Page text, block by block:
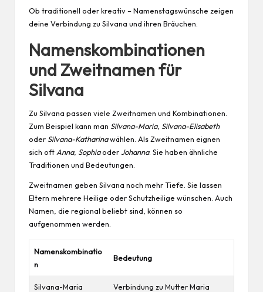
Ob traditionell oder kreativ – Namenstagswünsche zeigen
deine Verbindung zu Silvana und ihren Bräuchen.
Namenskombinationen
und Zweitnamen für
Silvana
Zu Silvana passen viele Zweitnamen und Kombinationen.
Zum Beispiel kann man Silvana-Maria, Silvana-Elisabeth
oder Silvana-Katharinawählen. Als Zweitnamen eignen
sich oft Anna, Sophiaoder Johanna. Sie haben ähnliche
Traditionen und Bedeutungen.
Zweitnamen geben Silvana noch mehr Tiefe. Sie lassen
Eltern mehrere Heilige oder Schutzheilige wünschen. Auch
Namen, die regional beliebt sind, können so
aufgenommen werden.
Namenskombinatio
n
Bedeutung
Silvana-Maria Verbindung zu MutterMaria